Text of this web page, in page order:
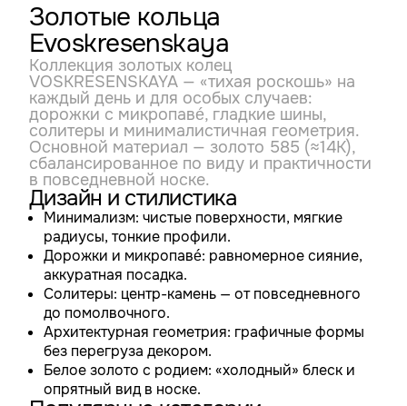
Золотые кольца
Evoskresenskaya
Коллекция золотых колец
VOSKRESENSKAYA — «тихая роскошь» на
каждый день и для особых случаев:
дорожки с микропавé, гладкие шины,
солитеры и минималистичная геометрия.
Основной материал — золото 585 (≈14K),
сбалансированное по виду и практичности
в повседневной носке.
Дизайн и стилистика
Минимализм: чистые поверхности, мягкие
радиусы, тонкие профили.
Дорожки и микропавé: равномерное сияние,
аккуратная посадка.
Солитеры: центр-камень — от повседневного
до помолвочного.
Архитектурная геометрия: графичные формы
без перегруза декором.
Белое золото с родием: «холодный» блеск и
опрятный вид в носке.